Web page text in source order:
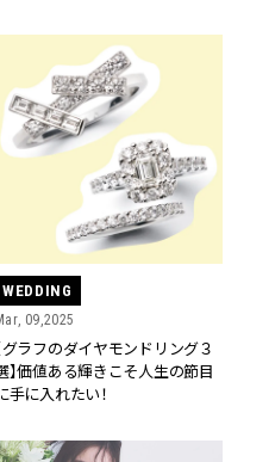
WEDDING
09,2025
グラフのダイヤモンドリング３
】価値ある輝きこそ人生の節目
手に入れたい！